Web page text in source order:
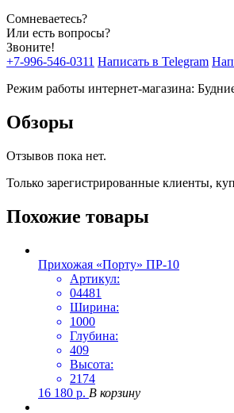
Сомневаетесь?
Или есть вопросы?
Звоните!
+7-996-546-0311 Написать в Telegram
Режим работы интернет-магазина:
Обзоры
Отзывов пока нет.
Только зарегистрированные клиенты,
Похожие товары
Прихожая «Порту» ПР-10
Артикул:
04481
Ширина:
1000
Глубина:
409
Высота:
2174
16 180 р. В корзину